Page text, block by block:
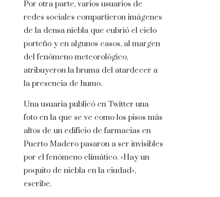
Por otra parte, varios usuarios de
redes sociales compartieron imágenes
de la densa niebla que cubrió el cielo
porteño y en algunos casos, al margen
del fenómeno meteorológico,
atribuyeron la bruma del atardecer a
la presencia de humo.
Una usuaria publicó en Twitter una
foto en la que se ve como los pisos más
altos de un edificio de farmacias en
Puerto Madero pasaron a ser invisibles
por el fenómeno climático. «Hay un
poquito de niebla en la ciudad»,
escribe.